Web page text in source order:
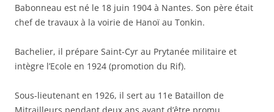
Babonneau est né le 18 juin 1904 à Nantes. Son père était
chef de travaux à la voirie de Hanoï au Tonkin.
Bachelier, il prépare Saint-Cyr au Prytanée militaire et
intègre l’Ecole en 1924 (promotion du Rif).
Sous-lieutenant en 1926, il sert au 11e Bataillon de